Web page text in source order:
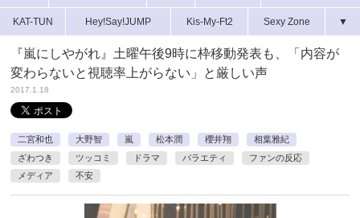
KAT-TUN Hey!Say!JUMP Kis-My-Ft2 Sexy Zone ▼
『嵐にしやがれ』土曜午後9時に枠移動発表も、「内容が
変わらないと視聴率上がらない」と厳しい声
2017.1.18
二宮和也 大野智 嵐 松本潤 櫻井翔
相葉雅紀
ざわつき
ツッコミ ドラマ バラエティ
ファンの反応
メディア
不安